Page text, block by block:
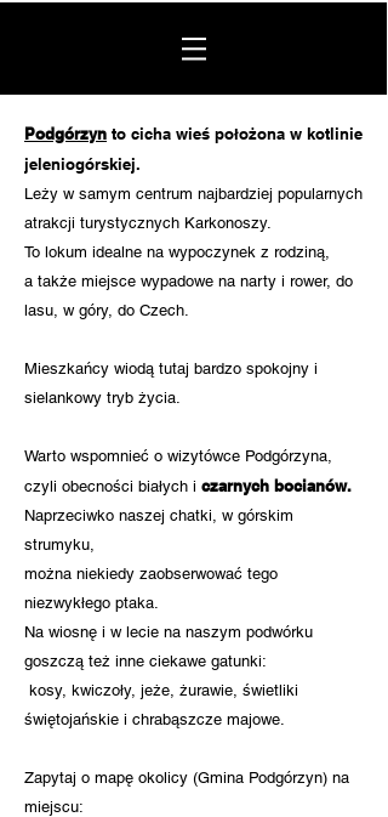
Podgórzyn to cicha wieś położona w kotlinie
jeleniogórskiej.
Leży w samym centrum najbardziej popularnych
atrakcji turystycznych Karkonoszy.
To lokum idealne na wypoczynek z rodziną,
a także miejsce wypadowe na narty i rower, do
lasu, w góry, do Czech.
Mieszkańcy wiodą tutaj bardzo spokojny i
sielankowy tryb życia.
Warto wspomnieć o wizytówce Podgórzyna,
czyli obecności białych i czarnych bocianów.
Naprzeciwko naszej chatki, w górskim
strumyku,
można niekiedy zaobserwować tego
niezwykłego ptaka.
Na wiosnę i w lecie na naszym podwórku
goszczą też inne ciekawe gatunki:
kosy, kwiczoły, jeże, żurawie, świetliki
świętojańskie i chrabąszcze majowe.
Zapytaj o mapę okolicy (Gmina Podgórzyn) na
miejscu: